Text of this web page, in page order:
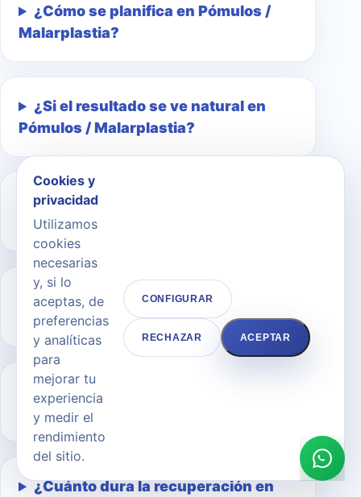
¿Cómo se planifica en Pómulos /
Malarplastia?
¿Si el resultado se ve natural en
Pómulos / Malarplastia?
¿Cuándo se aprecia el resultado en
Pómulos / Malarplastia?
¿Qué cuidados necesito después
en Pómulos / Malarplastia?
¿Si es doloroso en Pómulos /
Malarplastia?
¿Cuánto dura la recuperación en
Cookies y
privacidad
Utilizamos
cookies
necesarias
y, si lo
aceptas, de
preferencias
y analíticas
para
mejorar tu
experiencia
y medir el
rendimiento
del sitio.
CONFIGURAR
RECHAZAR ACEPTAR